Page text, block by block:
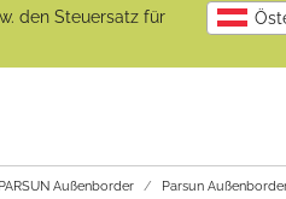
den Steuersatz für
PARSUN Außenborder Parsun